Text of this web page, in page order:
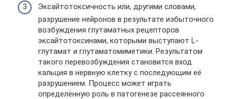
Эксайтотоксичность или, другими словами,
разрушение нейронов в результате избыточного
возбуждения глутаматных рецепторов
эксайтотоксинами, которыми выступают L-
глутамат и глутаматомиметики. Результатом
такого перевозбуждения становится вход
кальция в нервную клетку с последующим её
разрушением. Процесс может играть
определённую роль в патогенезе рассеянного